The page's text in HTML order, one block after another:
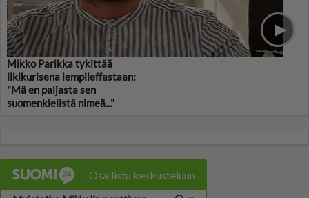
Mikko Parikka tykittää
ilkikurisena lempileffastaan:
"Mä en paljasta sen
suomenkielistä nimeä..."